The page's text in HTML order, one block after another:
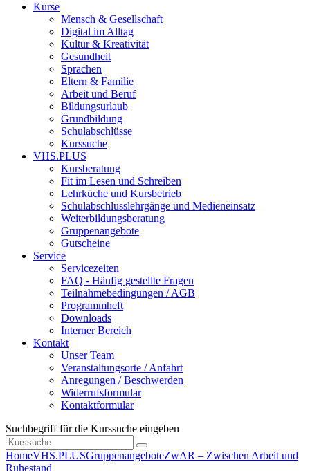
Kurse
Mensch & Gesellschaft
Digital im Alltag
Kultur & Kreativität
Gesundheit
Sprachen
Eltern & Familie
Arbeit und Beruf
Bildungsurlaub
Grundbildung
Schulabschlüsse
Kurssuche
VHS.PLUS
Kursberatung
Fit im Lesen und Schreiben
Lehrküche und Kursbetrieb
Schulabschlusslehrgänge und Medieneinsatz
Weiterbildungsberatung
Gruppenangebote
Gutscheine
Service
Servicezeiten
FAQ - Häufig gestellte Fragen
Teilnahmebedingungen / AGB
Programmheft
Downloads
Interner Bereich
Kontakt
Unser Team
Veranstaltungsorte / Anfahrt
Anregungen / Beschwerden
Widerrufsformular
Kontaktformular
Suchbegriff für die Kurssuche eingeben
HomeVHS.PLUSGruppenangeboteZwAR – Zwischen Arbeit und
Ruhestand